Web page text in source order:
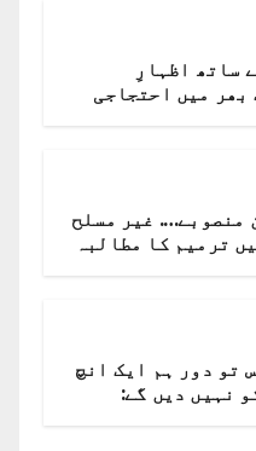
ساتھ اظہارِ
بھر میں احتجاجی
منصوبے…. غیر مسلح
ترمیم کا مطالبہ
تو دور ہم ایک انچ
نہیں دیں گے: